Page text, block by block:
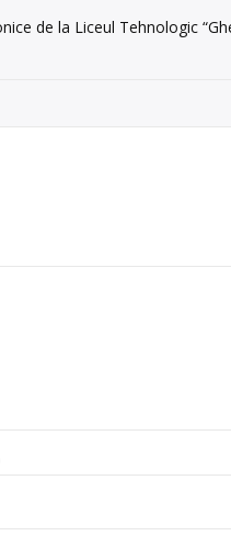
de la Liceul Tehnologic